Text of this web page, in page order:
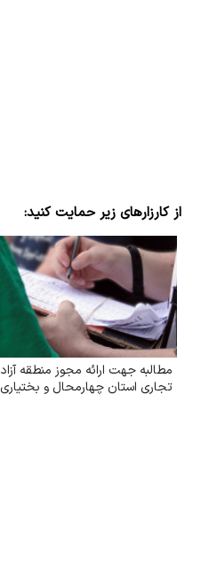
از کارزارهای زیر حمایت کنید:
مطالبه جهت ارائه مجوز منطقه آزاد
تجاری استان چهارمحال و بختیاری